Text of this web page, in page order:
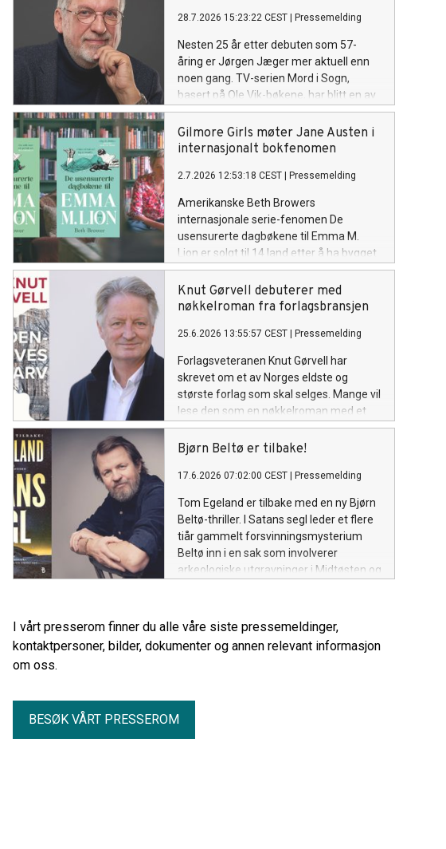
28.7.2026 15:23:22 CEST Pressemelding
Nesten 25 år etter debuten som 57-
åring er Jørgen Jæger mer aktuell enn
noen gang. TV-serien Mord i Sogn,
basert på Ole Vik-bøkene, har blitt en av
årets største norske dramasuksesser og
gitt forfatterskapet et nytt publikum
både i Norge og internasjonalt. Onsdag
Gilmore Girls møter Jane Austen i
internasjonalt bokfenomen
2.7.2026 12:53:18 CEST Pressemelding
Amerikanske Beth Browers
internasjonale serie-fenomen De
usensurerte dagbøkene til Emma M.
Lion er solgt til 14 land etter å ha bygget
en lojal internasjonal leserskare
gjennom jungeltelegrafen. Nå kommer
serien på norsk før den britiske
Knut Gørvell debuterer med
nøkkelroman fra forlagsbransjen
25.6.2026 13:55:57 CEST Pressemelding
Forlagsveteranen Knut Gørvell har
skrevet om et av Norges eldste og
største forlag som skal selges. Mange vil
lese den som en nøkkelroman med et
åpenbart spørsmål: hvem er modellene
bak de ulike karakterene?
Bjørn Beltø er tilbake!
17.6.2026 07:02:00 CEST Pressemelding
Tom Egeland er tilbake med en ny Bjørn
Beltø-thriller. I Satans segl leder et flere
tiår gammelt forsvinningsmysterium
Beltø inn i en sak som involverer
arkeologiske utgravninger i Midtøsten og
I vårt presserom finner du alle våre siste pressemeldinger,
kontaktpersoner, bilder, dokumenter og annen relevant informasjon
om oss.
BESØK VÅRT PRESSEROM